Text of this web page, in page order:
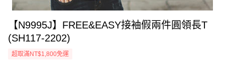
【N9995J】FREE&EASY接袖假兩件圓領長T
(SH117-2202)
超取滿NT$1,800免運